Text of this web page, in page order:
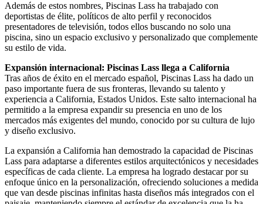
Además de estos nombres, Piscinas Lass ha trabajado con
deportistas de élite, políticos de alto perfil y reconocidos
presentadores de televisión, todos ellos buscando no solo una
piscina, sino un espacio exclusivo y personalizado que complemente
su estilo de vida.
Expansión internacional: Piscinas Lass llega a California
Tras años de éxito en el mercado español, Piscinas Lass ha dado un
paso importante fuera de sus fronteras, llevando su talento y
experiencia a California, Estados Unidos. Este salto internacional ha
permitido a la empresa expandir su presencia en uno de los
mercados más exigentes del mundo, conocido por su cultura de lujo
y diseño exclusivo.
La expansión a California han demostrado la capacidad de Piscinas
Lass para adaptarse a diferentes estilos arquitectónicos y necesidades
específicas de cada cliente. La empresa ha logrado destacar por su
enfoque único en la personalización, ofreciendo soluciones a medida
que van desde piscinas infinitas hasta diseños más integrados con el